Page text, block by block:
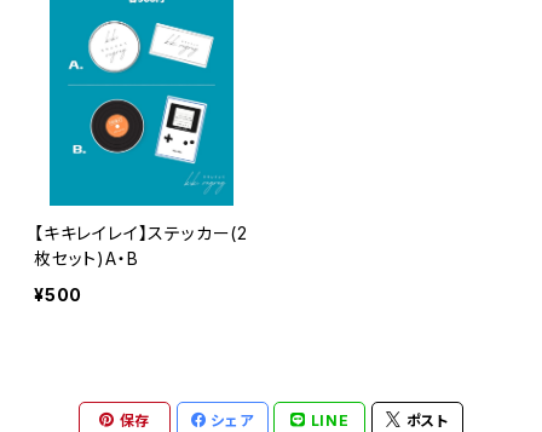
【キキレイレイ】ステッカー(2
枚セット)A・B
¥500
保存 シェア LINE ポスト